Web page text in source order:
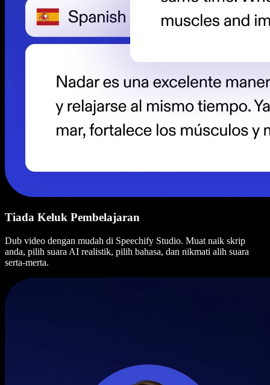
Tiada Keluk Pembelajaran
Dub video dengan mudah di Speechify Studio. Muat naik skrip
anda, pilih suara AI realistik, pilih bahasa, dan nikmati alih suara
serta-merta.